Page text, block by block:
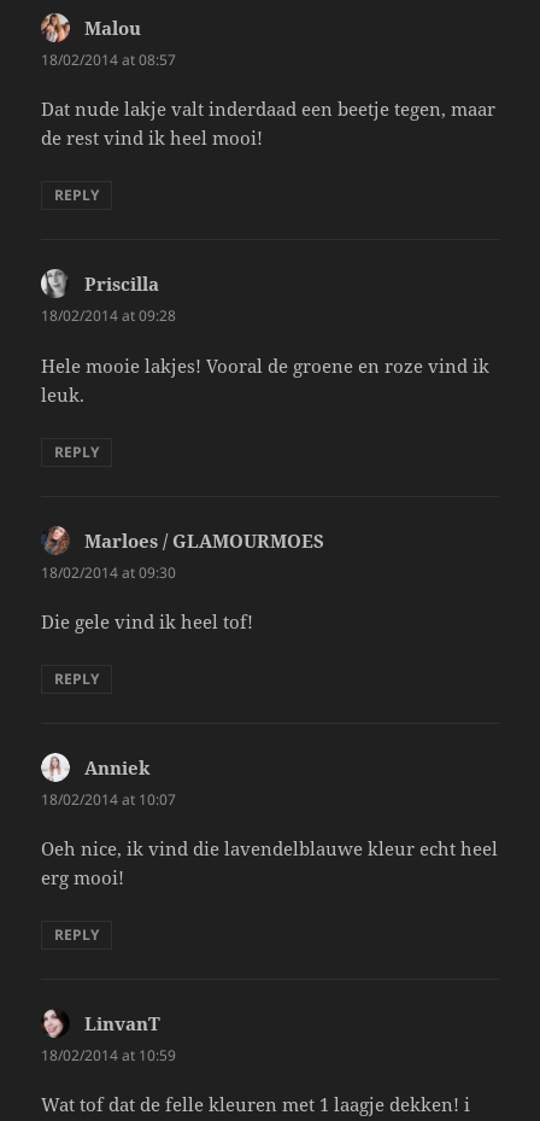
Malou
18/02/2014 at 08:57
Dat nude lakje valt inderdaad een beetje tegen, maar
de rest vind ik heel mooi!
REPLY
Priscilla
18/02/2014 at 09:28
Hele mooie lakjes! Vooral de groene en roze vind ik
leuk.
REPLY
Marloes / GLAMOURMOES
18/02/2014 at 09:30
Die gele vind ik heel tof!
REPLY
Anniek
18/02/2014 at 10:07
Oeh nice, ik vind die lavendelblauwe kleur echt heel
erg mooi!
REPLY
LinvanT
18/02/2014 at 10:59
Wat tof dat de felle kleuren met 1 laagje dekken! i